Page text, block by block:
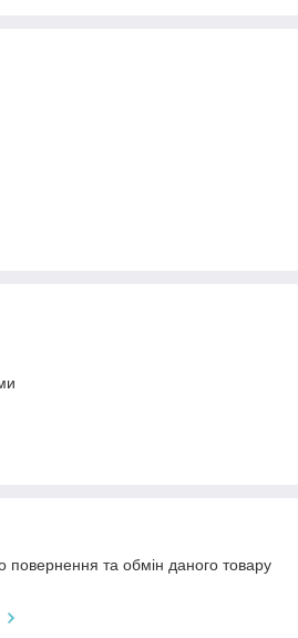
та обмін даного товару